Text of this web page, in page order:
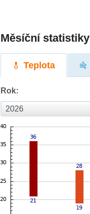
Měsíční statistiky
Teplota
Rok: